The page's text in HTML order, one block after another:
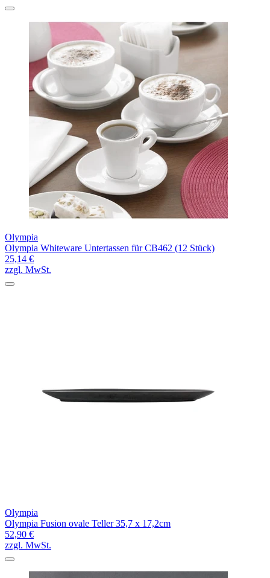
Olympia
Olympia Whiteware Untertassen für CB462 (12 Stück)
25,14 €
zzgl. MwSt.
Olympia
Olympia Fusion ovale Teller 35,7 x 17,2cm
52,90 €
zzgl. MwSt.